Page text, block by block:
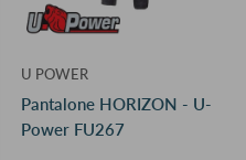
U POWER
Pantalone HORIZON - U-
Power FU267